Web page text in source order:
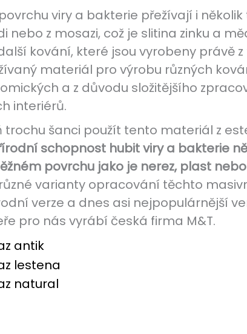
viry a bakterie přežívají i
z mosazi, což je slitina zinku a
kování, které jsou vyrobeny právě
materiál pro výrobu různých
a z důvodu složitějšího
interiérů.
trochu šanci použít tento materiál z
schopnost hubit viry a bakterie
povrchu jako je nerez, plast
varianty opracování těchto
verze a dnes asi nejpopulárnější
pro nás vyrábí česká firma M&T.